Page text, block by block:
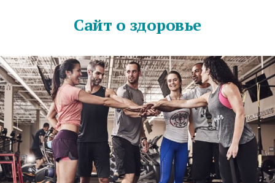
Сайт о здоровье